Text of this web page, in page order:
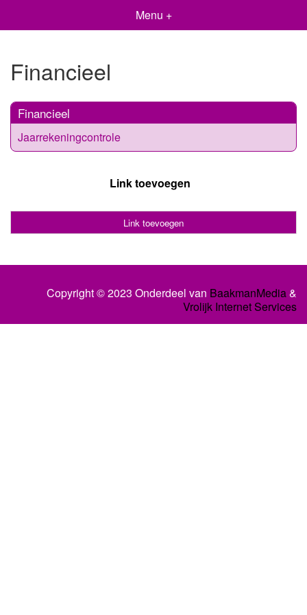
Menu +
Financieel
Financieel
Jaarrekeningcontrole
Link toevoegen
Link toevoegen
Copyright © 2023 Onderdeel van BaakmanMedia&
Vrolijk Internet Services